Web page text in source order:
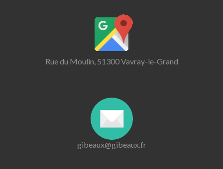
Rue du Moulin, 51300 Vavray-le-Grand
gibeaux@gibeaux.fr